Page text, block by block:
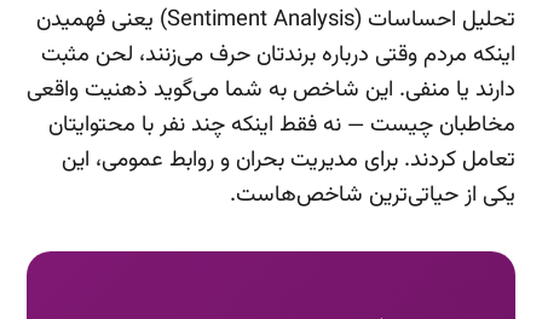
تحلیل احساسات (Sentiment Analysis) یعنی فهمیدن
اینکه مردم وقتی درباره برندتان حرف می‌زنند، لحن مثبت
دارند یا منفی. این شاخص به شما می‌گوید ذهنیت واقعی
مخاطبان چیست — نه فقط اینکه چند نفر با محتوایتان
تعامل کردند. برای مدیریت بحران و روابط عمومی، این
یکی از حیاتی‌ترین شاخص‌هاست.